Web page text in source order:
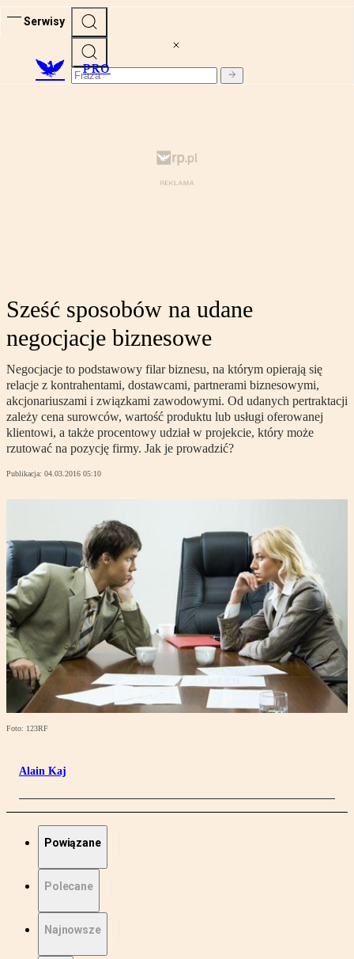
Serwisy
PRO
Sześć sposobów na udane
negocjacje biznesowe
Negocjacje to podstawowy filar biznesu, na którym opierają się
relacje z kontrahentami, dostawcami, partnerami biznesowymi,
akcjonariuszami i związkami zawodowymi. Od udanych pertraktacji
zależy cena surowców, wartość produktu lub usługi oferowanej
klientowi, a także procentowy udział w projekcie, który może
rzutować na pozycję firmy. Jak je prowadzić?
Publikacja: 04.03.2016 05:10
Foto: 123RF
Alain Kaj
Powiązane
Polecane
Najnowsze